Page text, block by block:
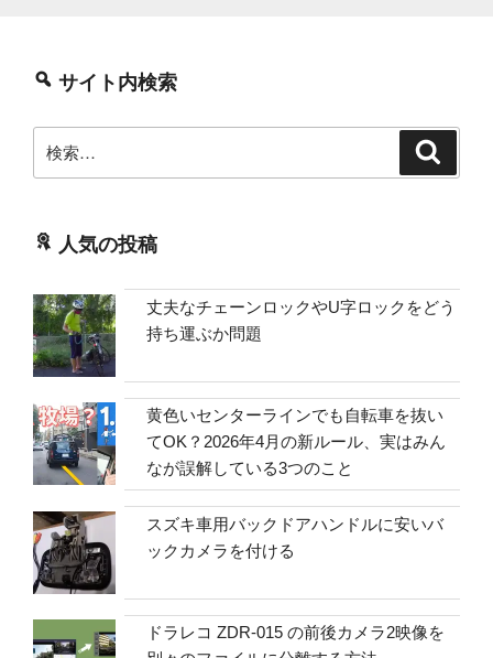
サイト内検索
索:
人気の投稿
丈夫なチェーンロックやU字ロックをどう
持ち運ぶか問題
黄色いセンターラインでも自転車を抜い
てOK？2026年4月の新ルール、実はみん
なが誤解している3つのこと
スズキ車用バックドアハンドルに安いバ
ックカメラを付ける
ドラレコ ZDR-015 の前後カメラ2映像を